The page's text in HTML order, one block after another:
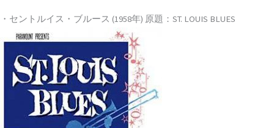
・セントルイス・ブルース (1958年) 原題：ST. LOUIS BLUES